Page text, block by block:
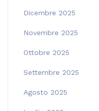
Dicembre 2025
Novembre 2025
Ottobre 2025
Settembre 2025
Agosto 2025